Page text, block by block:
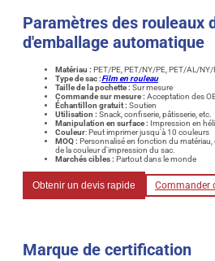
Paramètres des rouleaux
d'emballage automatique
Matériau : PET/PE, PET/NY/PE, PET/AL/NY/
Type de sac :Film en rouleau
Taille de la pochette : Sur mesure
Commande sur mesure : Acceptation des
Échantillon gratuit : Soutien
Utilisation : Snack, confiserie, pâtisserie, etc.
Manipulation en surface : Impression en
Couleur: Peut imprimer jusqu'à 10 couleurs
MOQ : Personnalisé en fonction du matériau,
de la couleur d'impression du sac.
Marchés cibles : Partout dans le monde
Obtenir un devis rapide Commander
Marque de certification